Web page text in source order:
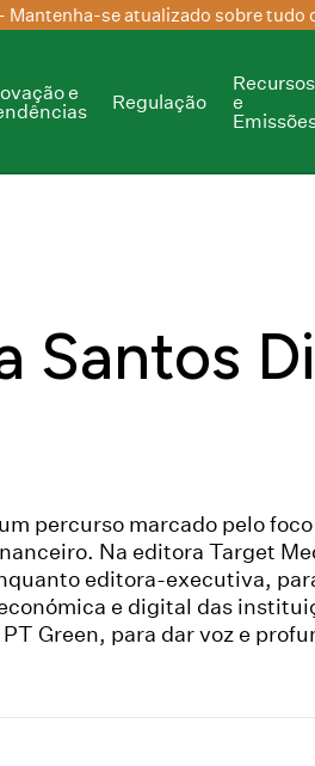
- Mantenha-se atualizado sobre tudo
e
Regulação
Recursos
e
Santos
percurso marcado pelo
Na editora Target
editora-executiva,
e digital das
Green, para dar voz e